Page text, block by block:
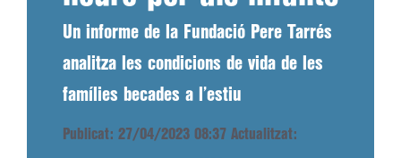
Un informe de la Fundació Pere Tarrés
analitza les condicions de vida de les
famílies becades a l’estiu
Publicat: 27/04/2023 08:37 Actualitzat: